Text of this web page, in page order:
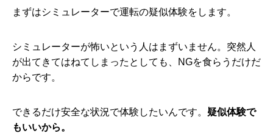
まずはシミュレーターで運転の疑似体験をします。
シミュレーターが怖いという人はまずいません。突然人
が出てきてはねてしまったとしても、NGを食らうだけだ
からです。
できるだけ安全な状況で体験したいんです。 疑似体験で
もいいから。